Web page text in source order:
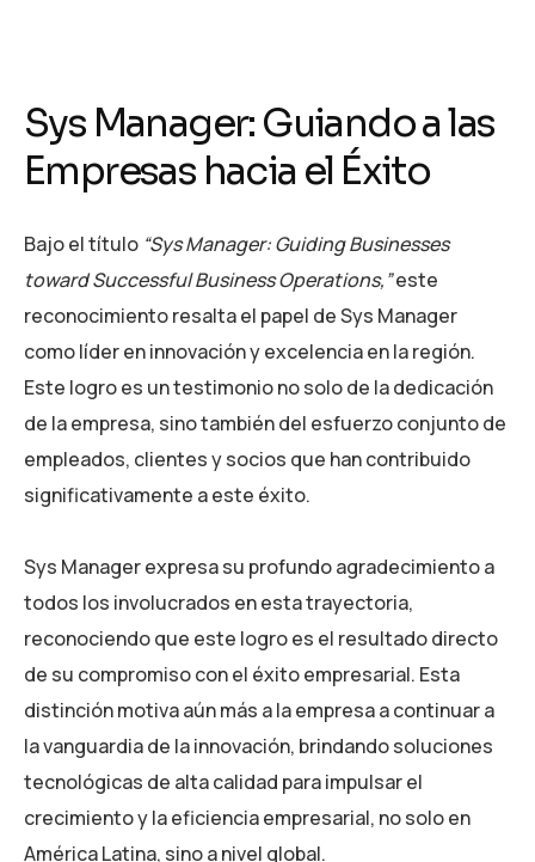
Sys Manager: Guiando a las
Empresas hacia el Éxito
Bajo el título “Sys Manager: Guiding Businesses
toward Successful Business Operations,”este
reconocimiento resalta el papel de Sys Manager
como líder en innovación y excelencia en la región.
Este logro es un testimonio no solo de la dedicación
de la empresa, sino también del esfuerzo conjunto de
empleados, clientes y socios que han contribuido
significativamente a este éxito.
Sys Manager expresa su profundo agradecimiento a
todos los involucrados en esta trayectoria,
reconociendo que este logro es el resultado directo
de su compromiso con el éxito empresarial. Esta
distinción motiva aún más a la empresa a continuar a
la vanguardia de la innovación, brindando soluciones
tecnológicas de alta calidad para impulsar el
crecimiento y la eficiencia empresarial, no solo en
América Latina, sino a nivel global.